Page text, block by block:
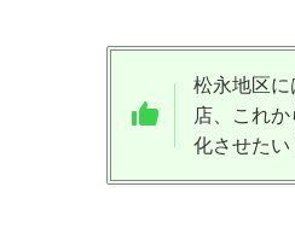
松永地区
店、これ
化させたい